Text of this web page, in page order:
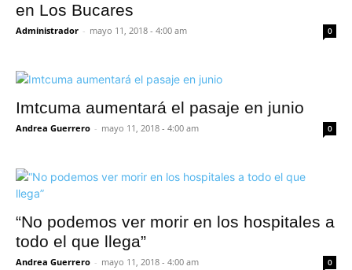
en Los Bucares
Administrador - mayo 11, 2018 - 4:00 am 0
Imtcuma aumentará el pasaje en junio
Andrea Guerrero - mayo 11, 2018 - 4:00 am 0
“No podemos ver morir en los hospitales a
todo el que llega”
Andrea Guerrero - mayo 11, 2018 - 4:00 am 0